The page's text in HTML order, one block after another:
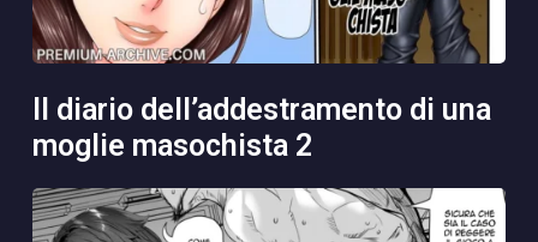
moglie masochista 2